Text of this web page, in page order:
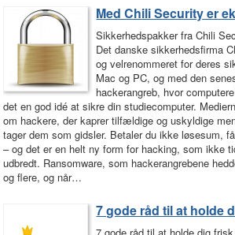
Med Chili Security er
Sikkerhedspakker fra Chili
Det danske sikkerhedsfirma
og velrenommeret for deres
Mac og PC, og med den
hackerangreb, hvor
det en god idé at sikre din studiecomputer.
om hackere, der kaprer tilfældige og uskyldige
tager dem som gidsler. Betaler du ikke løsesum,
– og det er en helt ny form for hacking, som ikke
udbredt. Ransomware, som hackerangrebene
og flere, og når…
7 gode råd til at holde